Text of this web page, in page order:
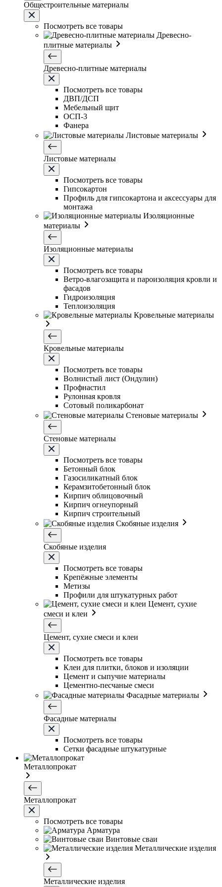
Общестроительные материалы
Посмотреть все товары
Древесно-
плитные материалы
Древесно-плитные материалы
Посмотреть все товары
ДВП/ДСП
Мебельный щит
ОСП-3
Фанера
Листовые материалы
Листовые материалы
Посмотреть все товары
Гипсокартон
Профиль для гипсокартона и аксессуары для
монтажа
Изоляционные
материалы
Изоляционные материалы
Посмотреть все товары
Ветро-влагозащита и пароизоляция кровли и
фасадов
Гидроизоляция
Теплоизоляция
Кровельные материалы
Кровельные материалы
Посмотреть все товары
Волнистый лист (Ондулин)
Профнастил
Рулонная кровля
Сотовый поликарбонат
Стеновые материалы
Стеновые материалы
Посмотреть все товары
Бетонный блок
Газосиликатный блок
Керамзитобетонный блок
Кирпич облицовочный
Кирпич огнеупорный
Кирпич строительный
Скобяные изделия
Скобяные изделия
Посмотреть все товары
Крепёжные элементы
Метизы
Профили для штукатурных работ
Цемент, сухие
смеси и клеи
Цемент, сухие смеси и клеи
Посмотреть все товары
Клеи для плитки, блоков и изоляции
Цемент и сыпучие материалы
Цементно-песчаные смеси
Фасадные материалы
Фасадные материалы
Посмотреть все товары
Сетки фасадные штукатурные
Металлопрокат
Металлопрокат
Посмотреть все товары
Арматура
Винтовые сваи
Металлические изделия
Металлические изделия